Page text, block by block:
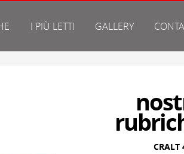
I PIÙ LETTI GALLERY
CRALT